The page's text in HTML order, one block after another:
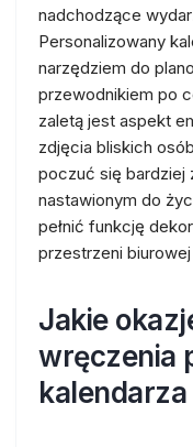
nadchodzące
Personalizowany
narzędziem do
przewodnikiem po
zaletą jest aspekt
zdjęcia bliskich
poczuć się bardziej
nastawionym do
pełnić funkcję
przestrzeni
Jakie
wręczenia
kalendarza